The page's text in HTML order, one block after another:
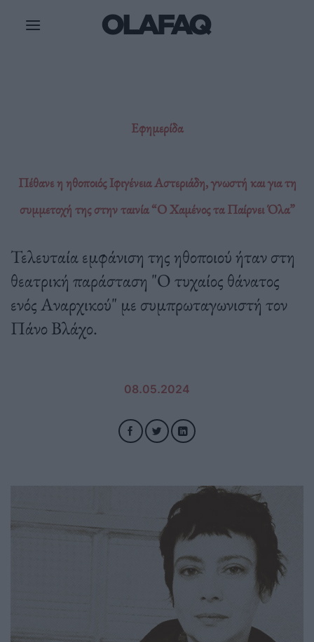
Εφημερίδα
Πέθανε η ηθοποιός Ιφιγένεια Αστεριάδη, γνωστή και για τη
συμμετοχή της στην ταινία “Ο Χαμένος τα Παίρνει Όλα”
Τελευταία εμφάνιση της ηθοποιού ήταν στη
θεατρική παράσταση "Ο τυχαίος θάνατος
ενός Αναρχικού" με συμπρωταγωνιστή τον
Πάνο Βλάχο.
08.05.2024